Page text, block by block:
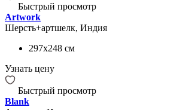
Быстрый просмотр
Artwork
Шерсть+артшелк, Индия
297x248 см
Узнать цену
Быстрый просмотр
Blank